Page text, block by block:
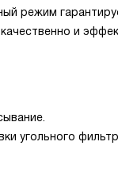
режим
и
угольного